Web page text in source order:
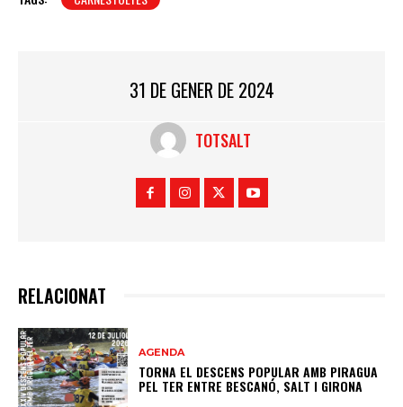
31 DE GENER DE 2024
TOTSALT
RELACIONAT
AGENDA
TORNA EL DESCENS POPULAR AMB PIRAGUA
PEL TER ENTRE BESCANÓ, SALT I GIRONA